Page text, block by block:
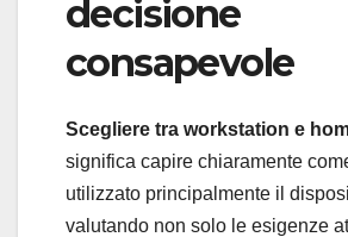
decisione
consapevole
Scegliere tra workstation e
significa capire chiaramente
utilizzato principalmente il
valutando non solo le esigenze